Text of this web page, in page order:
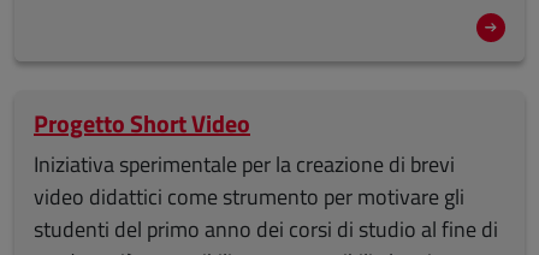
Progetto Short Video
Iniziativa sperimentale per la creazione di brevi
video didattici come strumento per motivare gli
studenti del primo anno dei corsi di studio al fine di